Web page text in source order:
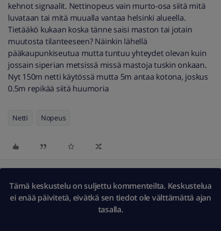
kehnot signaalit. Nettinopeus vain murto-osa siitä mitä
luvataan tai mitä muualla vantaa helsinki alueella.
Tietääkö kukaan koska tänne saisi maston tai jotain
muutosta tilanteeseen? Näinkin lähellä
pääkaupunkiseutua mutta tuntuu yhteydet olevan kuin
jossain siperian metsissä missä mastoja tuskin onkaan.
Nyt 150m netti käytössä mutta 5m antaa kotona, joskus
0.5m repikää siitä huumoria
Netti Nopeus
Tämä keskustelu on suljettu kommenteilta. Keskustelua
ei enää päivitetä, eivätkä sen tiedot ole välttämättä ajan
tasalla.